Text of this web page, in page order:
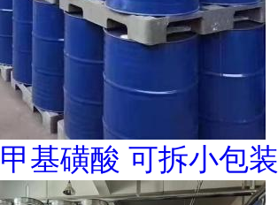
甲基磺酸 可拆小包装